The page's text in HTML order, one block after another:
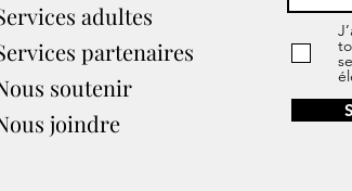
adultes
partenaires​
soutenir
joindre